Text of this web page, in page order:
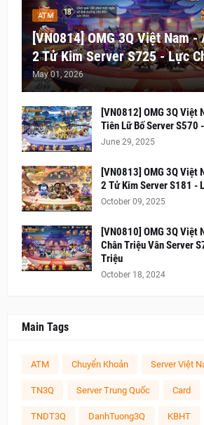
ATM
[VN0814] OMG 3Q Việt Nam -
2 Tử Kim Server S725 - Lực
May 01, 2026
[VN0812] OMG 3Q Việt
Tiên Lữ Bố Server S570
June 29, 2025
[VN0813] OMG 3Q Việt
2 Tử Kim Server S181 -
October 09, 2025
[VN0810] OMG 3Q Việt
Chân Triệu Vân Server
Triệu
October 18, 2024
Main Tags
ATM Chuyển Khoản Server Việt
TN3Q Server Trung Quốc Card
TNDT3Q DanhTuong3Q KBHT